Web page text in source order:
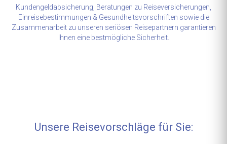
Kundengeldabsicherung, Beratungen zu Reiseversicherungen,
Einreisebestimmungen & Gesundheitsvorschriften sowie die
Zusammenarbeit zu unseren seriösen Reisepartnern garantieren
Ihnen eine bestmögliche Sicherheit.
Unsere Reisevorschläge für Sie: